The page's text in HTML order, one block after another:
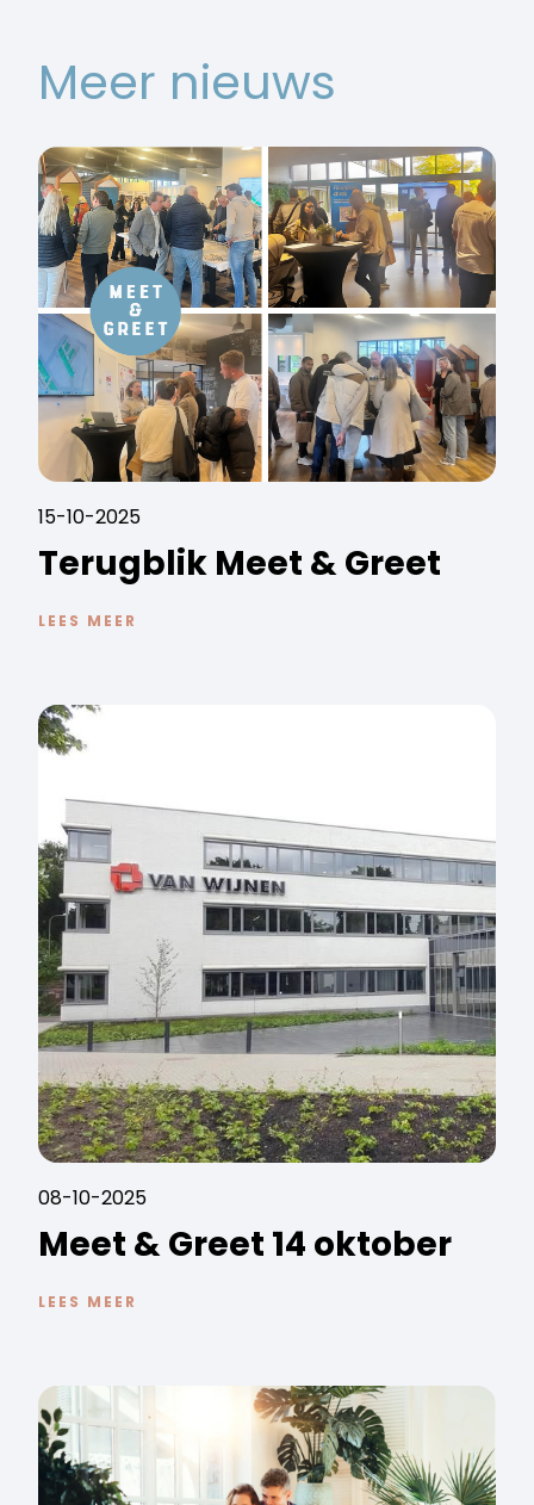
Meer nieuws
15-10-2025
Terugblik Meet & Greet
LEES MEER
08-10-2025
Meet & Greet 14 oktober
LEES MEER